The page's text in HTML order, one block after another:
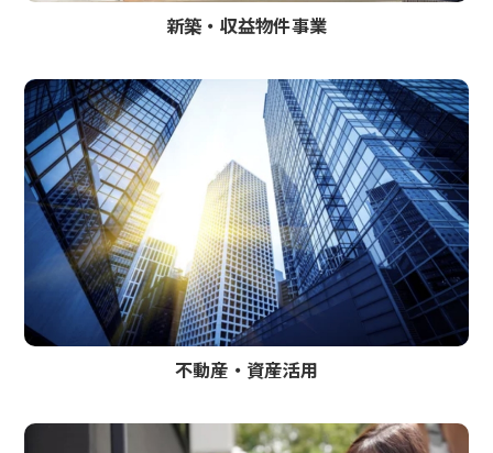
新築‧収益物件事業
不動産・資産活用